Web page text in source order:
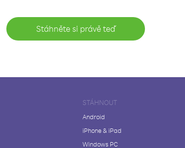
Stáhněte si právě teď
STÁHNOUT
Android
iPhone & iPad
Windows PC